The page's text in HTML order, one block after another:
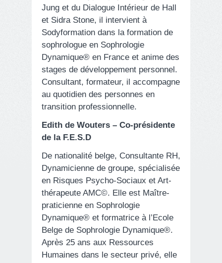
Jung et du Dialogue Intérieur de Hall
et Sidra Stone, il intervient à
Sodyformation dans la formation de
sophrologue en Sophrologie
Dynamique® en France et anime des
stages de développement personnel.
Consultant, formateur, il accompagne
au quotidien des personnes en
transition professionnelle.
Edith de Wouters – Co-présidente
de la F.E.S.D
De nationalité belge, Consultante RH,
Dynamicienne de groupe, spécialisée
en Risques Psycho-Sociaux et Art-
thérapeute AMC©. Elle est Maître-
praticienne en Sophrologie
Dynamique® et formatrice à l’Ecole
Belge de Sophrologie Dynamique®.
Après 25 ans aux Ressources
Humaines dans le secteur privé, elle